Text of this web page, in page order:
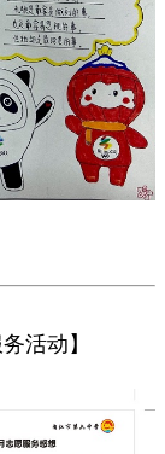
活动】